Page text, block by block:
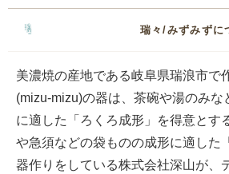
瑞々/みずみずに
美濃焼の産地である岐阜県瑞浪市で
(mizu-mizu)の器は、茶碗や湯のみな
に適した「ろくろ成形」を得意とす
や急須などの袋ものの成形に適した
器作りをしている株式会社深山が、